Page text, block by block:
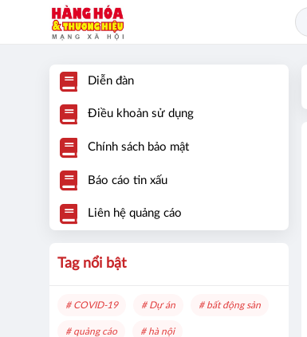
Diễn đàn
Điều khoản sử dụng
Chính sách bảo mật
Báo cáo tin xấu
Liên hệ quảng cáo
Tag nổi bật
# COVID-19 # Dự án # bất động sản
# quảng cáo # hà nội